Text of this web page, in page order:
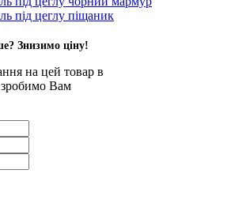
під цеглу піщаник
Знизимо ціну!
на цей товар в
зробимо Вам